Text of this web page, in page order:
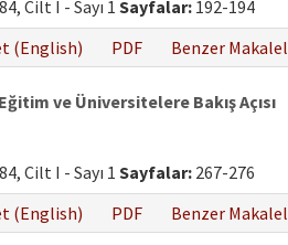
Cilt I - Sayı 1 Sayfalar: 192-194
(English) PDF Benzer
ve Üniversitelere Bakış Açısı
Cilt I - Sayı 1 Sayfalar: 267-276
(English) PDF Benzer